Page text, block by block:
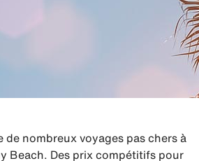
de nombreux voyages pas chers à
Beach. Des prix compétitifs pour